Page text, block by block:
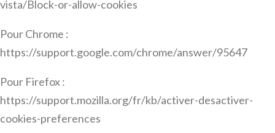
vista/Block-or-allow-cookies
Pour Chrome :
https://support.google.com/chrome/answer/95647
Pour Firefox :
https://support.mozilla.org/fr/kb/activer-desactiver-
cookies-preferences